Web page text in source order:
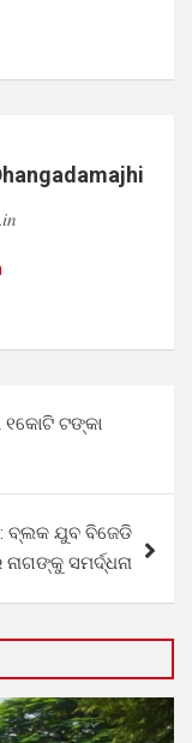
୧କୋଟି ଟଙ୍କା
ବ୍ଲକ ଯୁବ ବିଜେଡି
ସମର୍ଦ୍ଧନା